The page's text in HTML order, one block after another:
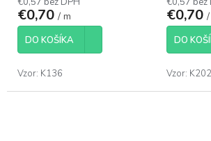
€0,70 / m
DO KOŠÍKA
Vzor: K136
€0,70
DO
Vzor: